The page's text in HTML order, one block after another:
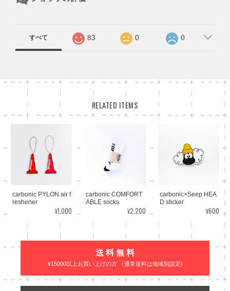
すべて 83 0 0
RELATED ITEMS
carbonic PYLON air f
reshener
¥1,000
carbonic COMFORT
ABLE socks
¥2,200
carbonic×Seep HEA
D sticker
¥600
送 料 無 料
¥15000以上お買い上げの方 （通常送料は地域別設定)